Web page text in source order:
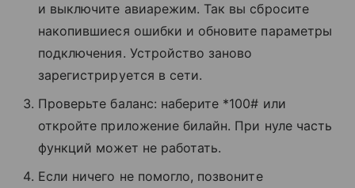
и выключите авиарежим. Так вы сбросите
накопившиеся ошибки и обновите параметры
подключения. Устройство заново
зарегистрируется в сети.
Проверьте баланс: наберите *100# или
откройте приложение билайн. При нуле часть
функций может не работать.
Если ничего не помогло, позвоните